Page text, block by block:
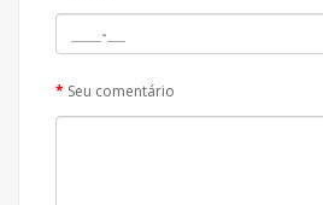
Seu comentário